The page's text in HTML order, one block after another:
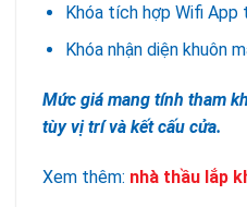
Khóa tích hợp Wifi App
Khóa nhận diện khuôn
Mức giá mang tính tham
tùy vị trí và kết cấu cửa.
Xem thêm: nhà thầu lắp